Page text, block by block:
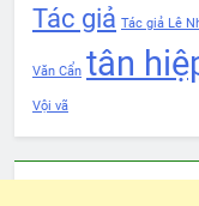
Tác giả Tác giả Lê
Văn Cẩn tân
Vội vã